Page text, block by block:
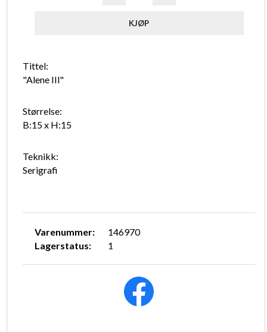
Varenummer:
146970
Lagerstatus:
1
Tittel:
"Alene IIl"
Størrelse:
B:15 x H:15
Teknikk:
Serigrafi